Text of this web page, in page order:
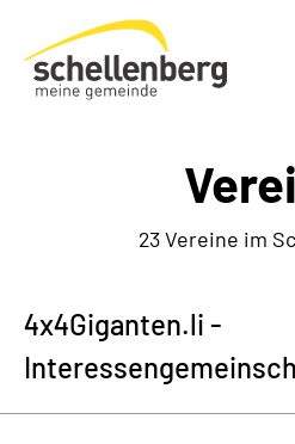
Gemeinde Schellenberg Startseite
23 Vereine im
4x4Giganten.li -